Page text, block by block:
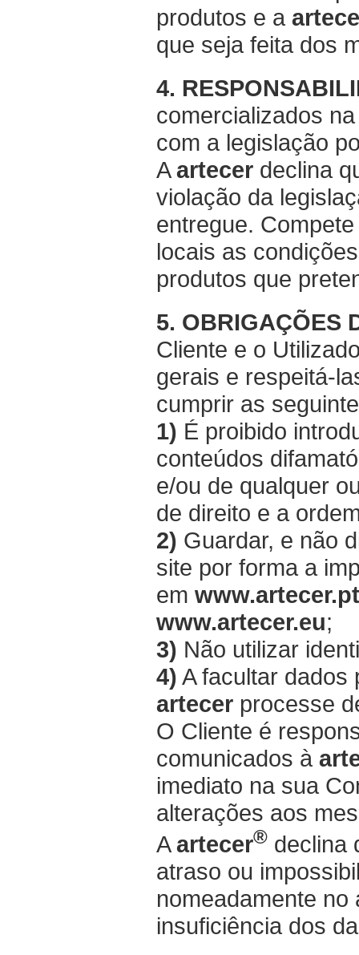
produtos e a
que seja feita dos
4.
comercializados
com a legislação
Aartecer declina
violação da
entregue.
locais as
produtos que
5. OBRIGAÇÕES
Cliente e o
gerais e respeitá-
cumprir as
1) É proibido
conteúdos
e/ou de qualquer
de direito e a
2) Guardar, e não
site por forma a
em www.artecer.pt
www.artecer.eu;
3) Não utilizar
4) A facultar dados
artecer processe
O Cliente é
comunicados à
imediato na sua
alterações aos
Aartecer® declina
atraso ou
nomeadamente
insuficiência dos